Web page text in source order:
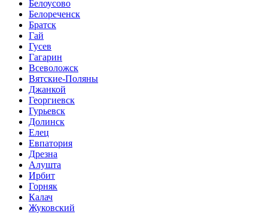
Белоусово
Белореченск
Братск
Гай
Гусев
Гагарин
Всеволожск
Вятские-Поляны
Джанкой
Георгиевск
Гурьевск
Долинск
Елец
Евпатория
Дрезна
Алушта
Ирбит
Горняк
Калач
Жуковский